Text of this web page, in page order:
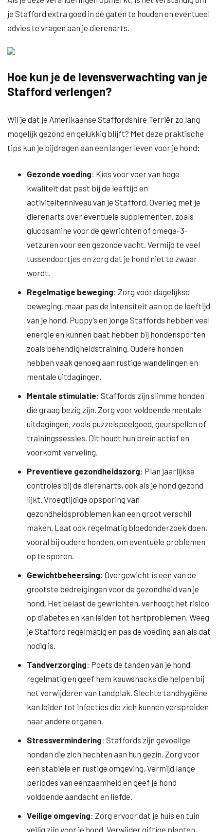
je Stafford extra goed in de gaten te houden en eventueel
advies te vragen aan je dierenarts.
Hoe kun je de levensverwachting van je
Stafford verlengen?
Wil je dat je Amerikaanse Staffordshire Terriër zo lang
mogelijk gezond en gelukkig blijft? Met deze praktische
tips kun je bijdragen aan een langer leven voor je hond:
Gezonde voeding: Kies voor voer van hoge
kwaliteit dat past bij de leeftijd en
activiteitenniveau van je Stafford. Overleg met je
dierenarts over eventuele supplementen, zoals
glucosamine voor de gewrichten of omega-3-
vetzuren voor een gezonde vacht. Vermijd te veel
tussendoortjes en zorg dat je hond niet te zwaar
wordt.
Regelmatige beweging: Zorg voor dagelijkse
beweging, maar pas de intensiteit aan op de leeftijd
van je hond. Puppy’s en jonge Staffords hebben veel
energie en kunnen baat hebben bij hondensporten
zoals behendigheidstraining. Oudere honden
hebben vaak genoeg aan rustige wandelingen en
mentale uitdagingen.
Mentale stimulatie: Staffords zijn slimme honden
die graag bezig zijn. Zorg voor voldoende mentale
uitdagingen, zoals puzzelspeelgoed, geurspellen of
trainingssessies. Dit houdt hun brein actief en
voorkomt verveling.
Preventieve gezondheidszorg: Plan jaarlijkse
controles bij de dierenarts, ook als je hond gezond
lijkt. Vroegtijdige opsporing van
gezondheidsproblemen kan een groot verschil
maken. Laat ook regelmatig bloedonderzoek doen,
vooral bij oudere honden, om eventuele problemen
op te sporen.
Gewichtbeheersing: Overgewicht is een van de
grootste bedreigingen voor de gezondheid van je
hond. Het belast de gewrichten, verhoogt het risico
op diabetes en kan leiden tot hartproblemen. Weeg
je Stafford regelmatig en pas de voeding aan als dat
nodig is.
Tandverzorging: Poets de tanden van je hond
regelmatig en geef hem kauwsnacks die helpen bij
het verwijderen van tandplak. Slechte tandhygiëne
kan leiden tot infecties die zich kunnen verspreiden
naar andere organen.
Stressvermindering: Staffords zijn gevoelige
honden die zich hechten aan hun gezin. Zorg voor
een stabiele en rustige omgeving. Vermijd lange
periodes van eenzaamheid en geef je hond
voldoende aandacht en liefde.
Veilige omgeving: Zorg ervoor dat je huis en tuin
veilig zijn voor je hond. Verwijder giftige planten,